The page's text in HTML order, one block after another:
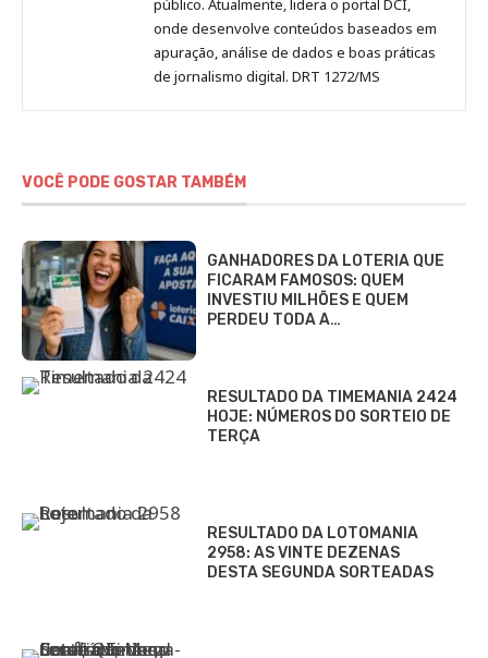
público. Atualmente, lidera o portal DCI,
onde desenvolve conteúdos baseados em
apuração, análise de dados e boas práticas
de jornalismo digital. DRT 1272/MS
VOCÊ PODE GOSTAR TAMBÉM
GANHADORES DA LOTERIA QUE
FICARAM FAMOSOS: QUEM
INVESTIU MILHÕES E QUEM
PERDEU TODA A…
RESULTADO DA TIMEMANIA 2424
HOJE: NÚMEROS DO SORTEIO DE
TERÇA
RESULTADO DA LOTOMANIA
2958: AS VINTE DEZENAS
DESTA SEGUNDA SORTEADAS